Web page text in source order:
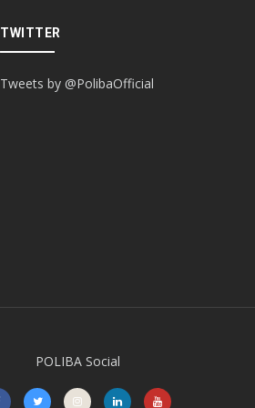
TWITTER
Tweets by @PolibaOfficial
POLIBA Social